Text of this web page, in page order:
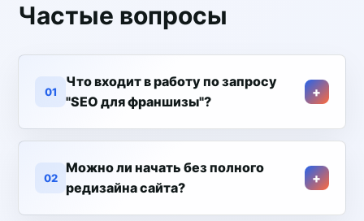
Частые вопросы
01
Что входит в работу по запросу
"SEO для франшизы"?
02
Можно ли начать без полного
редизайна сайта?